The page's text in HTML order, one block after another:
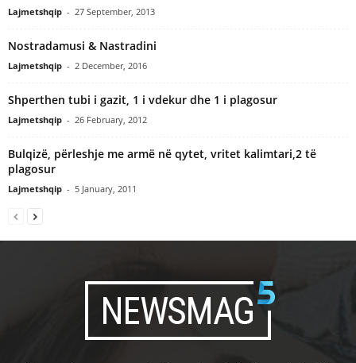
Lajmetshqip - 27 September, 2013
Nostradamusi & Nastradini
Lajmetshqip - 2 December, 2016
Shperthen tubi i gazit, 1 i vdekur dhe 1 i plagosur
Lajmetshqip - 26 February, 2012
Bulqizë, përleshje me armë në qytet, vritet kalimtari,2 të
plagosur
Lajmetshqip - 5 January, 2011